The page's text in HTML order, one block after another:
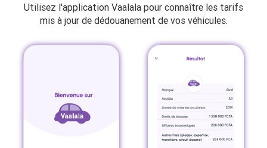
Utilisez l'application Vaalala pour connaître les tarifs
mis à jour de dédouanement de vos véhicules.